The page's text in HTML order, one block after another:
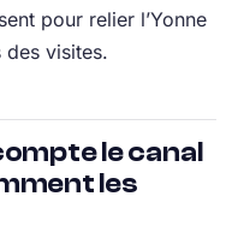
pour relier l’Yonne
des visites.
le canal
les